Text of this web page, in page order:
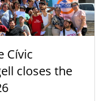
Cívic
closes the